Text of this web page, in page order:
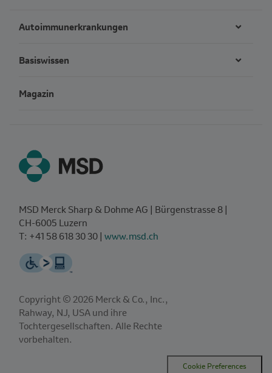
Autoimmunerkrankungen
Magazin
Basiswissen
MSD Merck Sharp & Dohme AG | Bürgenstrasse 8 |
CH‑6005 Luzern
T: +41 58 618 30 30 | www.msd.ch
Copyright © 2026 Merck & Co., Inc.,
Rahway, NJ, USA und ihre
Tochtergesellschaften. Alle Rechte
vorbehalten.
Cookie Preferences